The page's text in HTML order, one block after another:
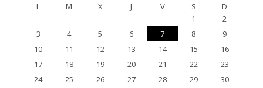
L M X J V S
D
1
2
3
4 5 6 7 8
9
10
11 12 13 14 15
16
17
18 19 20 21 22
23
24
25 26 27 28 29
30